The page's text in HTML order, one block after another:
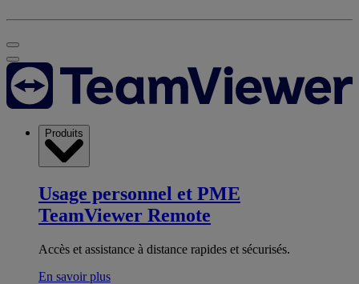
Produits
Usage personnel et PME
TeamViewer Remote
Accès et assistance à distance rapides et sécurisés.
En savoir plus